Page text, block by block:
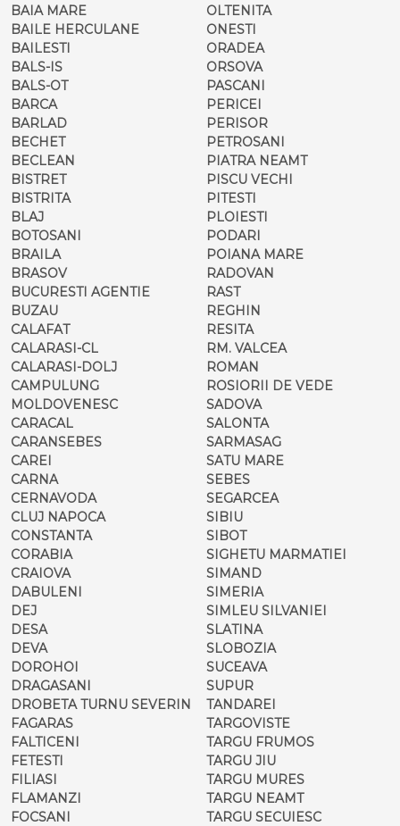
BAIA MARE
BAILE HERCULANE
BAILESTI
BALS-IS
BALS-OT
BARCA
BARLAD
BECHET
BECLEAN
BISTRET
BISTRITA
BLAJ
BOTOSANI
BRAILA
BRASOV
BUCURESTI AGENTIE
BUZAU
CALAFAT
CALARASI-CL
CALARASI-DOLJ
CAMPULUNG
MOLDOVENESC
CARACAL
CARANSEBES
CAREI
CARNA
CERNAVODA
CLUJ NAPOCA
CONSTANTA
CORABIA
CRAIOVA
DABULENI
DEJ
DESA
DEVA
DOROHOI
DRAGASANI
DROBETA TURNU SEVERIN
FAGARAS
FALTICENI
FETESTI
FILIASI
FLAMANZI
FOCSANI
OLTENITA
ONESTI
ORADEA
ORSOVA
PASCANI
PERICEI
PERISOR
PETROSANI
PIATRA NEAMT
PISCU VECHI
PITESTI
PLOIESTI
PODARI
POIANA MARE
RADOVAN
RAST
REGHIN
RESITA
RM. VALCEA
ROMAN
ROSIORII DE VEDE
SADOVA
SALONTA
SARMASAG
SATU MARE
SEBES
SEGARCEA
SIBIU
SIBOT
SIGHETU MARMATIEI
SIMAND
SIMERIA
SIMLEU SILVANIEI
SLATINA
SLOBOZIA
SUCEAVA
SUPUR
TANDAREI
TARGOVISTE
TARGU FRUMOS
TARGU JIU
TARGU MURES
TARGU NEAMT
TARGU SECUIESC